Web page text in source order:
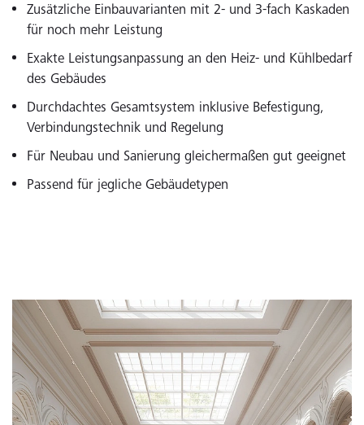
Zusätzliche Einbauvarianten mit 2- und 3-fach Kaskaden
für noch mehr Leistung
Exakte Leistungsanpassung an den Heiz- und Kühlbedarf
des Gebäudes
Durchdachtes Gesamtsystem inklusive Befestigung,
Verbindungstechnik und Regelung
Für Neubau und Sanierung gleichermaßen gut geeignet
Passend für jegliche Gebäudetypen